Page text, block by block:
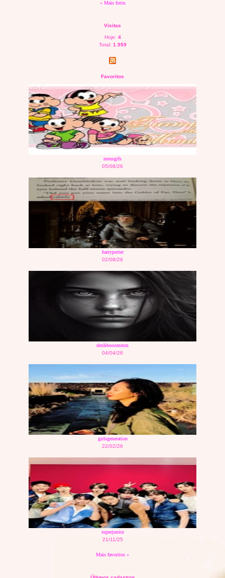
« Mais fotos
Visitas
Hoje: 4
Total: 1.959
Favoritos
meusgifs
05/08/26
harrypotter
02/08/26
derikbooommm
04/04/26
girlsgeneration
22/02/26
superjunior
21/11/25
Mais favoritos »